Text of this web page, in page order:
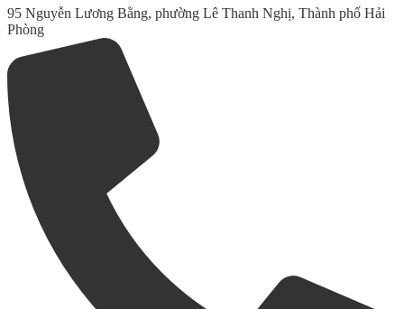
95 Nguyễn Lương Bằng, phường Lê Thanh Nghị, Thành phố Hải
Phòng